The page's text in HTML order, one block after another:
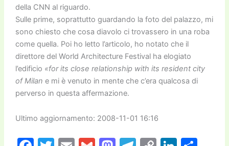
della CNN al riguardo.
Sulle prime, soprattutto guardando la foto del palazzo, mi
sono chiesto che cosa diavolo ci trovassero in una roba
come quella. Poi ho letto l’articolo, ho notato che il
direttore del World Architecture Festival ha elogiato
l’edificio «for its close relationship with its resident city
of Milan e mi è venuto in mente che c’era qualcosa di
perverso in questa affermazione.
Ultimo aggiornamento: 2008-11-01 16:16